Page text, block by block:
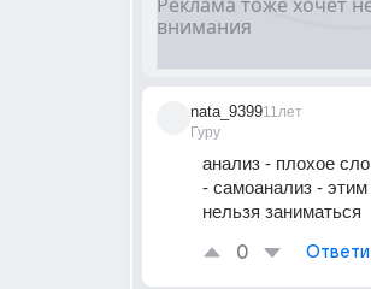
nata_9399
Гуру
11лет
анализ - плохое
- самоанализ -
нельзя заниматься
0